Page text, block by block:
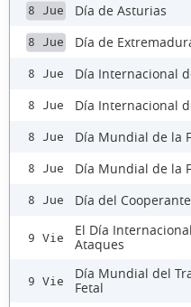
8 Jue Día de Asturias
8 Jue Día de
8 Jue Día Internacional
8 Jue Día Internacional
8 Jue Día Mundial de la
8 Jue Día Mundial de la
8 Jue Día del Cooperante
9 Vie
El Día
Ataques
9 Vie
Día Mundial del
Fetal